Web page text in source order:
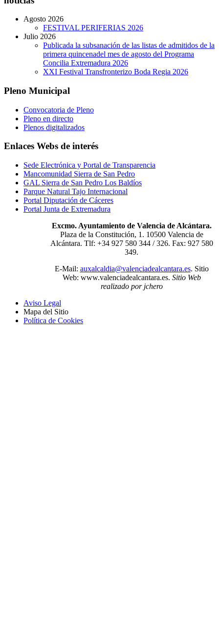
Agosto 2026
FESTIVAL PERIFERIAS 2026
Julio 2026
Publicada la subsanación de las listas de admitidos de la
primera quincenadel mes de agosto del Programa
Concilia Extremadura 2026
XXI Festival Transfronterizo Boda Regia 2026
Pleno Municipal
Convocatoria de Pleno
Pleno en directo
Plenos digitalizados
Enlaces Webs de interés
Sede Electrónica y Portal de Transparencia
Mancomunidad Sierra de San Pedro
GAL Sierra de San Pedro Los Baldíos
Parque Natural Tajo Internacional
Portal Diputación de Cáceres
Portal Junta de Extremadura
Excmo. Ayuntamiento de Valencia de Alcántara.
Plaza de la Constitución, 1. 10500 Valencia de
Alcántara. Tlf: +34 927 580 344 / 326. Fax: 927 580
349.
E-Mail: auxalcaldia@valenciadealcantara.es. Sitio
Web: www.valenciadealcantara.es. Sitio Web
realizado por jchero
Aviso Legal
Mapa del Sitio
Política de Cookies